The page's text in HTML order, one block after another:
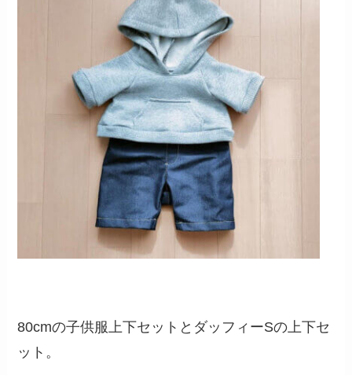
80cmの子供服上下セットとダッフィーSの上下セ
ット。